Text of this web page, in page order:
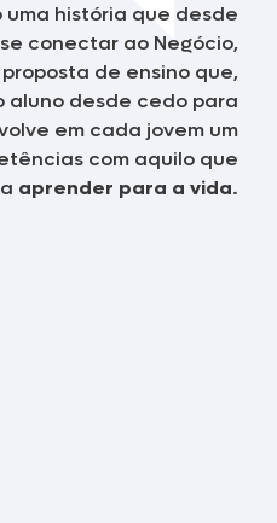
história que desde
conectar ao Negócio,
de ensino que,
aluno desde cedo para
em cada jovem um
com aquilo que
aprender para a vida.